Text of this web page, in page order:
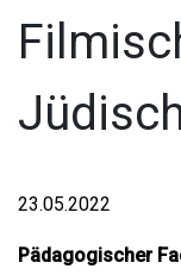
23.05.2022
Pädagogischer